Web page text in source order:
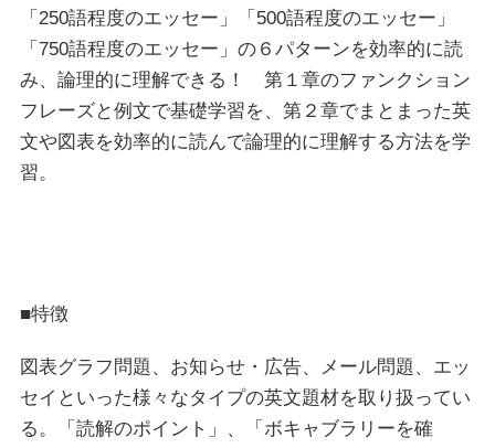
「250語程度のエッセー」「500語程度のエッセー」
「750語程度のエッセー」の６パターンを効率的に読
み、論理的に理解できる！ 第１章のファンクション
フレーズと例文で基礎学習を、第２章でまとまった英
文や図表を効率的に読んで論理的に理解する方法を学
習。
■特徴
図表グラフ問題、お知らせ・広告、メール問題、エッ
セイといった様々なタイプの英文題材を取り扱ってい
る。「読解のポイント」、「ボキャブラリーを確